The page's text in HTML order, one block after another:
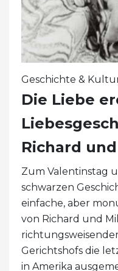
Geschichte &
Die Liebe
Richard
Zum Valentinstag
schwarzen
einfache, aber
von Richard und
Gerichtshofs die
in Amerika